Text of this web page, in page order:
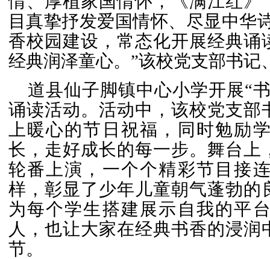
目真挚抒发爱国情怀、尽显中华
香校园建设，常态化开展经典
经典润泽童心。”该校党支部书记
道县仙子脚镇中心小学开展“
诵读活动。 活动中，该校党支部
上暖心的节日祝福，同时勉励
长，走好成长的每一步。舞台
轮番上演，一个个精彩节目接
样，彰显了少年儿童朝气蓬勃
为每个学生搭建展示自我的平
人，也让大家在经典书香的浸
节。